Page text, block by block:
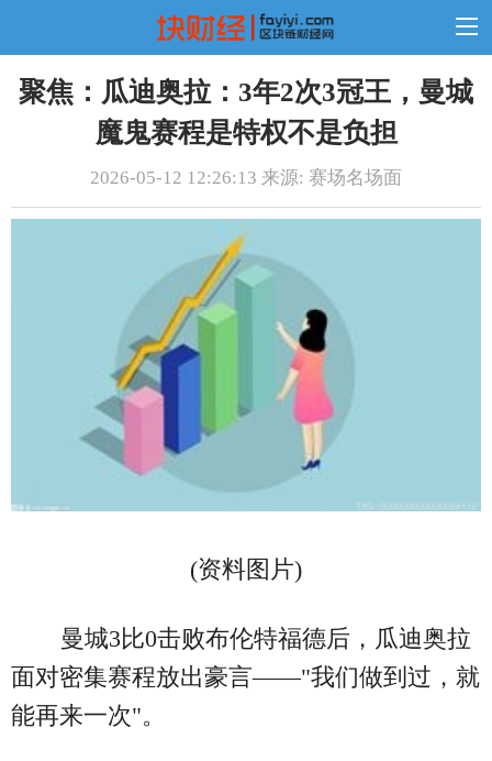
聚焦：瓜迪奥拉：3年2次3冠王，曼城
魔鬼赛程是特权不是负担
2026-05-12 12:26:13 来源: 赛场名场面
(资料图片)
曼城3比0击败布伦特福德后，瓜迪奥拉
面对密集赛程放出豪言——"我们做到过，就
能再来一次"。